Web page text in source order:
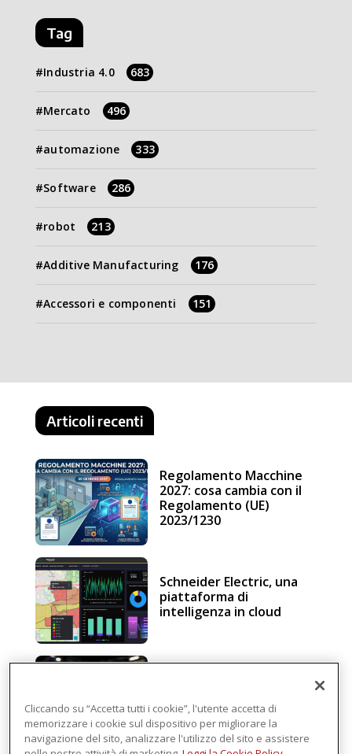
Tag
Industria 4.0 683
Mercato 496
automazione 333
Software 286
robot 213
Additive Manufacturing 176
Accessori e componenti 151
Articoli recenti
Regolamento Macchine
2027: cosa cambia con il
Regolamento (UE)
2023/1230
Schneider Electric, una
piattaforma di
intelligenza in cloud
Regolamento macchine
Cliccando su “Accetta tutti i cookie”, l'utente accetta di
memorizzare i cookie sul dispositivo per migliorare la
navigazione del sito, analizzare l'utilizzo del sito e assistere